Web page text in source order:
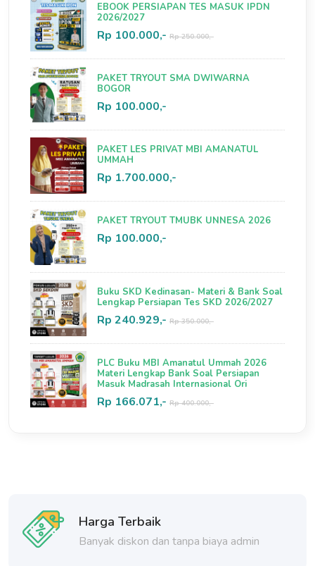
EBOOK PERSIAPAN TES MASUK IPDN
2026/2027
Rp 100.000,- Rp 250.000,-
PAKET TRYOUT SMA DWIWARNA
BOGOR
Rp 100.000,-
PAKET LES PRIVAT MBI AMANATUL
UMMAH
Rp 1.700.000,-
PAKET TRYOUT TMUBK UNNESA 2026
Rp 100.000,-
Buku SKD Kedinasan- Materi & Bank Soal
Lengkap Persiapan Tes SKD 2026/2027
Rp 240.929,- Rp 350.000,-
PLC Buku MBI Amanatul Ummah 2026
Materi Lengkap Bank Soal Persiapan
Masuk Madrasah Internasional Ori
Rp 166.071,- Rp 400.000,-
Harga Terbaik
Banyak diskon dan tanpa biaya admin